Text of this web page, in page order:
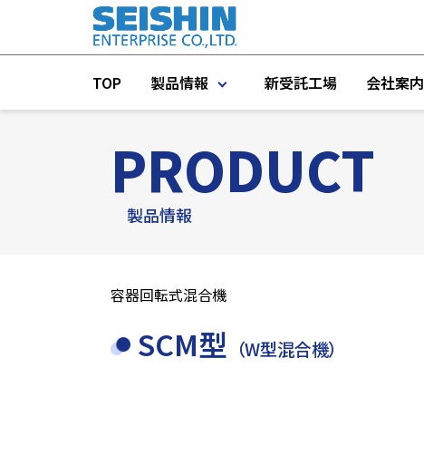
TOP 製品情報
製品一覧
プラント機器
タンク・IBC容器・コンテナ
測定機器
新受託工場 会社案内
PRODUCT
製品情報
容器回転式混合機
SCM型 （W型混合機）